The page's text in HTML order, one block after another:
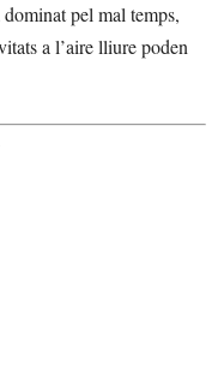
pel mal temps,
a l’aire lliure poden